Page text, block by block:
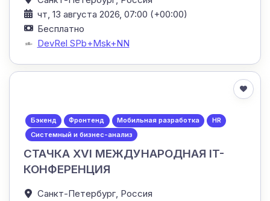
чт, 13 августа 2026, 07:00 (+00:00)
Бесплатно
DevRel SPb+Msk+NN
Бэкенд Фронтенд Мобильная разработка
HR
Системный и бизнес-анализ
СТАЧКА XVI МЕЖДУНАРОДНАЯ IT-
КОНФЕРЕНЦИЯ
Санкт-Петербург, Россия